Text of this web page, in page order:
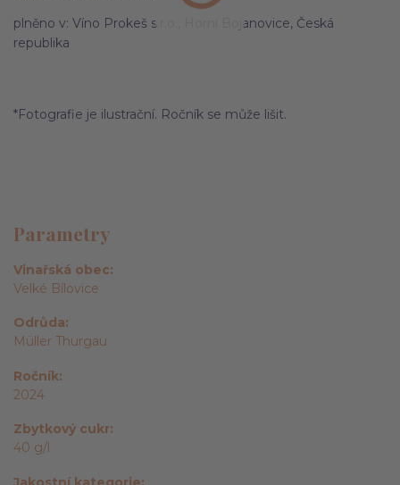
plněno v: Víno Prokeš s.r.o., Horní Bojanovice, Česká
republika
*Fotografie je ilustrační. Ročník se může lišit.
Parametry
Vinařská obec
Velké Bílovice
Odrůda
Müller Thurgau
Ročník
2024
Zbytkový cukr
40 g/l